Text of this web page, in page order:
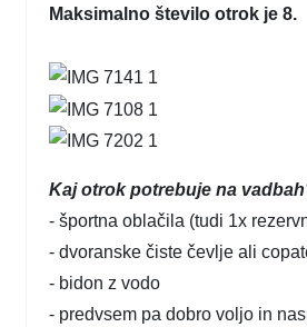
Maksimalno število otrok je 8.
Kaj otrok potrebuje na
- športna oblačila (tudi 1x
- dvoranske čiste čevlje ali
- bidon z vodo
- predvsem pa dobro voljo in